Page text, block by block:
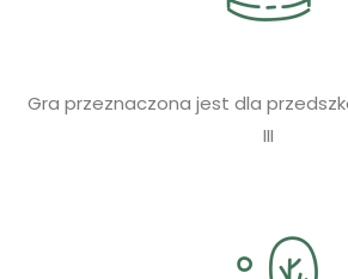
Gra przeznaczona jest dla
III